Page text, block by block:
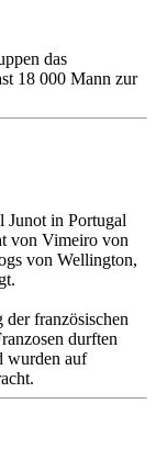
das
18 000 Mann zur
Junot in Portugal
von Vimeiro von
von Wellington,
französischen
durften
wurden auf